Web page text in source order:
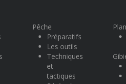
Pêche
Préparatifs
Les outils
Techniques
et
tactiques